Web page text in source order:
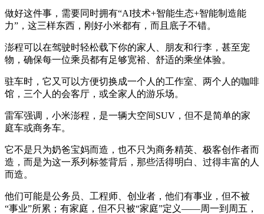
做好这件事，需要同时拥有“AI技术+智能生态+智能制造能
力”，这三样东西，刚好小米都有，而且底子不错。
澎程可以在驾驶时轻松载下你的家人、朋友和行李，甚至宠
物，确保每一位乘员都有足够宽裕、舒适的乘坐体验。
驻车时，它又可以方便切换成一个人的工作室、两个人的咖啡
馆，三个人的会客厅，或全家人的游乐场。
雷军强调，小米澎程，是一辆大空间SUV，但不是简单的家
庭车或商务车。
它不是只为奶爸宝妈而造，也不只为商务精英、极客创作者而
造，而是为这一系列标签背后，那些活得明白、过得丰富的人
而造。
他们可能是公务员、工程师、创业者，他们有事业，但不被
“事业”所累；有家庭，但不只被“家庭”定义——周一到周五，